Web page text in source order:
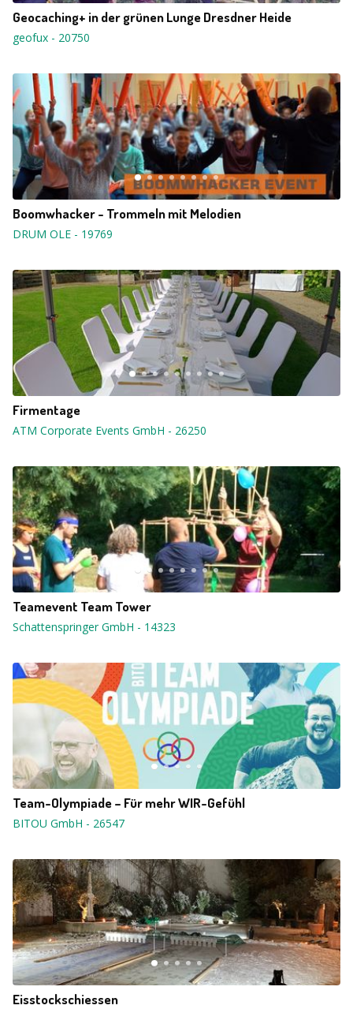
Geocaching+ in der grünen Lunge Dresdner Heide
geofux - 20750
Boomwhacker - Trommeln mit Melodien
DRUM OLE - 19769
Firmentage
ATM Corporate Events GmbH - 26250
Teamevent Team Tower
Schattenspringer GmbH - 14323
Team-Olympiade – Für mehr WIR-Gefühl
BITOU GmbH - 26547
Eisstockschiessen